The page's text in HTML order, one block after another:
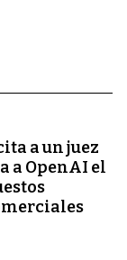
a un juez
a OpenAI el